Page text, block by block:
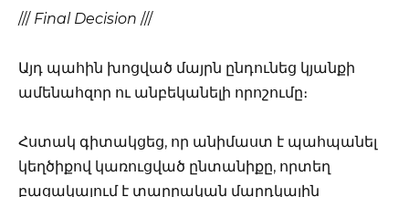
/// Final Decision ///
Այդ պահին խոցված մայրն ընդունեց կյանքի
ամենահզոր ու անբեկանելի որոշումը։
Հստակ գիտակցեց, որ անիմաստ է պահպանել
կեղծիքով կառուցված ընտանիքը, որտեղ
բացակայում է տարրական մարդկային